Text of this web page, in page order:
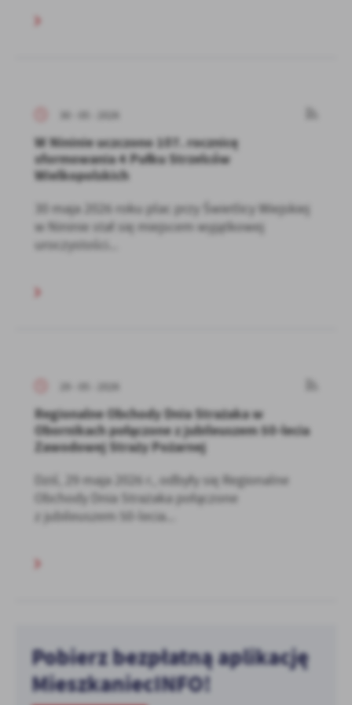
30 - 05 - 2026
W Nininie uczczono 107. rocznicę
sformowania 4 Pułku Strzelców
Wielkopolskich
30 maja 2026 roku plac przy Świetlicy Wiejskiej
w Nininie stał się miejscem wyjątkowej
uroczystości...
29 - 05 - 2026
Regionalne Obchody Dnia Strażaka w
Obornikach połączone z jubileuszem 50-lecia
Zawodowej Straży Pożarnej
Dziś, 29 maja 2026 r., odbyły się Regionalne
Obchody Dnia Strażaka połączone
z jubileuszem 50-lecia...
Pobierz bezpłatną aplikację
MieszkaniecINFO!